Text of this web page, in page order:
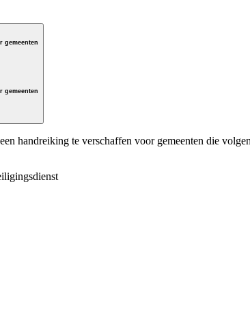
gemeenten
gemeenten
handreiking te verschaffen voor gemeenten die